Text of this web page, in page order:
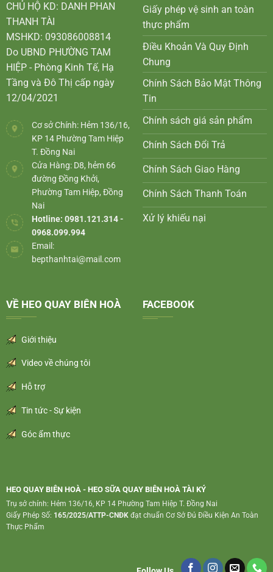
CHỦ HỘ KD: DANH PHAN
THANH TÀI
MSHKD: 093086008814
Do UBND PHƯỜNG TAM
HIỆP - Phòng Kinh Tế, Hạ
Tầng và Đô Thị cấp ngày
12/04/2021
Cơ sở Chính: Hẻm 136/16,
KP 14 Phường Tam Hiệp
T. Đồng Nai
Cửa Hàng: D8, hẻm 66
đường Đồng Khởi,
Phường Tam Hiệp, Đồng
Nai
Hotline: 0981.121.314 -
0968.099.994
Email:
bepthanhtai@mail.com
Giấy phép vệ sinh an toàn
thực phẩm
Điều Khoản Và Quy Định
Chung
Chính Sách Bảo Mật Thông
Tin
Chính sách giá sản phẩm
Chính Sách Đổi Trả
Chính Sách Giao Hàng
Chính Sách Thanh Toán
Xử lý khiếu nại
VỀ HEO QUAY BIÊN HOÀ
Giới thiệu
Video về chúng tôi
Hỗ trợ
Tin tức - Sự kiện
Góc ẩm thực
FACEBOOK
HEO QUAY BIÊN HOÀ - HEO SỮA QUAY BIÊN HOÀ TÀI KÝ
Trụ sở chính: Hẻm 136/16, KP 14 Phường Tam Hiệp T. Đồng Nai
Giấy Phép Số: 165/2025/ATTP-CNĐKđạt chuẩn Cơ Sở Đủ Điều Kiện An Toàn
Thực Phẩm